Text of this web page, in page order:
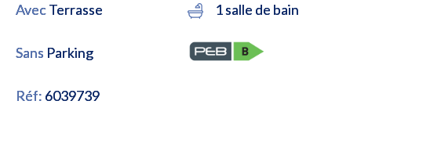
AvecTerrasse 1 salle de bain
Sans Parking
Réf: 6039739